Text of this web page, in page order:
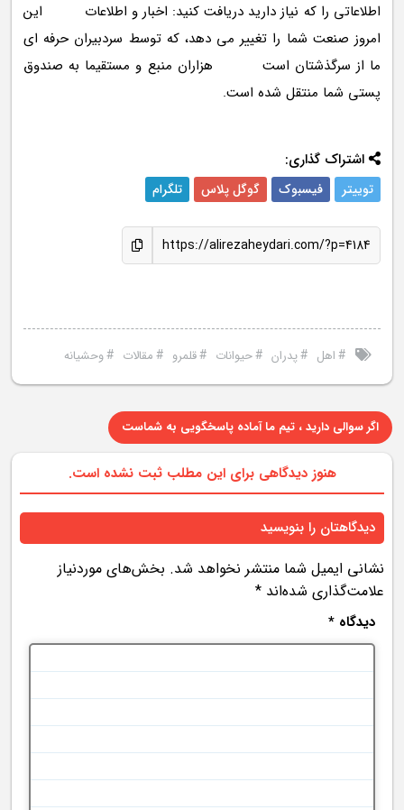
اطلاعاتی را که نیاز دارید دریافت کنید: اخبار و اطلاعات این
امروز صنعت شما را تغییر می دهد، که توسط سردبیران حرفه ای
ما از سرگذشتان است هزاران منبع و مستقیما به صندوق
پستی شما منتقل شده است.
اشتراک گذاری:
توییتر فیسبوک گوگل پلاس تلگرام
https://alirezaheydari.com/?p=4184
#اهل #پدران #حیوانات #قلمرو #مقالات #وحشیانه
اگر سوالی دارید ، تیم ما آماده پاسخگویی به شماست
هنوز دیدگاهی برای این مطلب ثبت نشده است.
دیدگاهتان را بنویسید
نشانی ایمیل شما منتشر نخواهد شد. بخش‌های موردنیاز
علامت‌گذاری شده‌اند *
دیدگاه *